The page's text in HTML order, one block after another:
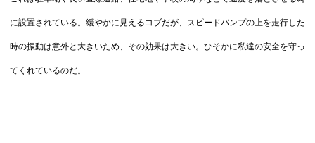
に設置されている。緩やかに見えるコブだが、スピードバンプの上を走行した
時の振動は意外と大きいため、その効果は大きい。ひそかに私達の安全を守っ
てくれているのだ。